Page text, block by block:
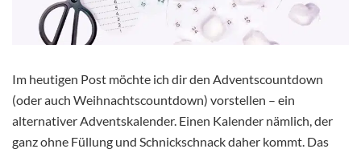
Im heutigen Post möchte ich dir den Adventscountdown
(oder auch Weihnachtscountdown) vorstellen – ein
alternativer Adventskalender. Einen Kalender nämlich, der
ganz ohne Füllung und Schnickschnack daher kommt. Das